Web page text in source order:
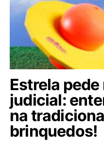
Estrela
judicial:
na
brinquedos!